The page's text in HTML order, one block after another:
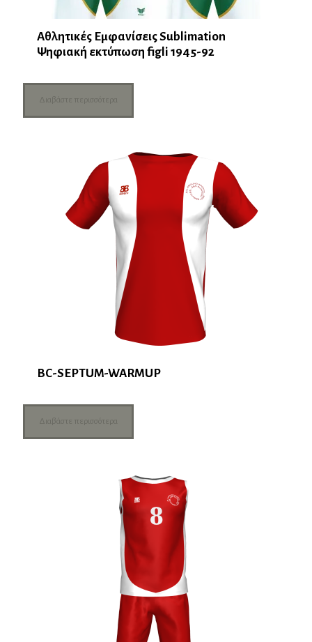
Αθλητικές Εμφανίσεις Sublimation
Ψηφιακή εκτύπωση figli 1945-92
Διαβάστε περισσότερα
BC-SEPTUM-WARMUP
Διαβάστε περισσότερα